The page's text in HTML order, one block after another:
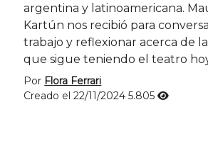
argentina y latinoamericana.
Kartún nos recibió para
trabajo y reflexionar acerca de
que sigue teniendo el teatro
Por Flora Ferrari
Creado el 22/11/20245.805